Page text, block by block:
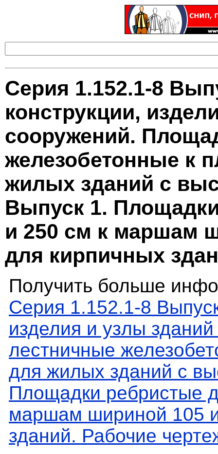
Серия 1.152.1-8
конструкции,
сооружений.
железобетонные к
жилых зданий с
Выпуск 1.
и 250 см к маршам
для кирпичных
Получить больше
Серия 1.152.1-8
изделия и узлы
лестничные
для жилых зданий с
Площадки ребристые
маршам шириной 105
зданий. Рабочие